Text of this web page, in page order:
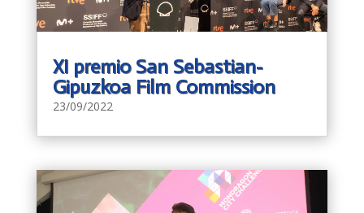
XI premio San Sebastian-
Gipuzkoa Film Commission
23/09/2022